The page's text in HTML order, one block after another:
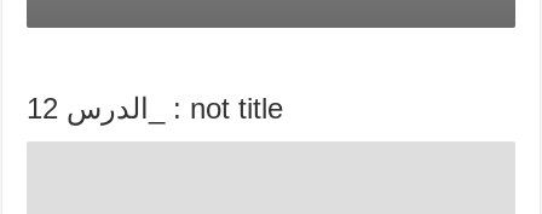
الدرس 12_ : not title